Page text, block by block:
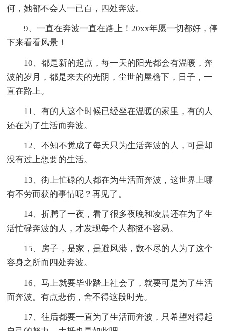
何，她都不会人一已百，四处奔波。
9、一直在奔波一直在路上！20xx年愿一切都好，停
下来看看风景！
10、都是新的起点，每一天的阳光都会有温暖，奔
波的岁月，都是来去的光阴，尘世的屋檐下，日子，一
直在路上。
11、有的人这个时候已经坐在温暖的家里，有的人
还在为了生活而奔波。
12、不知不觉成了每天只为生活奔波的人，可是却
没有过上想要的生活。
13、街上忙碌的人都在为生活而奔波，这世界上哪
有不劳而获的事情呢？再见了。
14、折腾了一夜，看了很多夜晚和凌晨还在为了生
活忙碌奔波的人，才发现每个人都挺不容易。
15、房子，是家，是避风港，数不尽的人为了这个
容身之所而四处奔波。
16、马上就要毕业踏上社会了，就要可是为了生活
而奔波。有点悲伤，舍不得这段时光。
17、往后都要一直为了生活而奔波，只希望对得起